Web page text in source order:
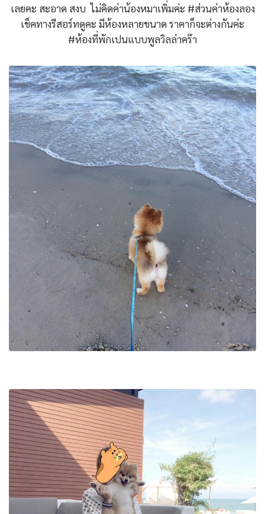
เลยคะ สะอาด สงบ ไม่คิดค่าน้องหมาเพิ่มค่ะ #ส่วนค่าห้องลอง
เช็คทางรีสอร์ทดูคะ มีห้องหลายขนาด ราคาก็จะต่างกันค่ะ
#ห้องที่พักเปนแบบพูลวิลล่าคร๊า